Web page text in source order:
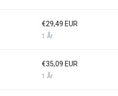
€29,49 EUR
1 År
€35,09 EUR
1 År